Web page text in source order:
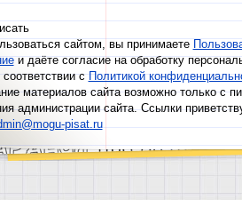
сайтом, вы принимаете
и даёте согласие на обработку
сПолитикой
материалов сайта возможно только с
администрации сайта. Ссылки
pisat.ru